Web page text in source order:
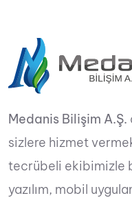
Medanis Bilişim A.Ş.
sizlere hizmet
tecrübeli ekibimizle
yazılım, mobil